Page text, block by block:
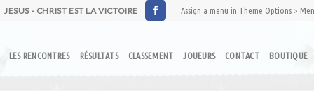
JESUS - CHRIST EST LA VICTOIRE Assign a menu in Theme Options >
LES RENCONTRES RÉSULTATS CLASSEMENT JOUEURS CONTACT BOUTIQUE